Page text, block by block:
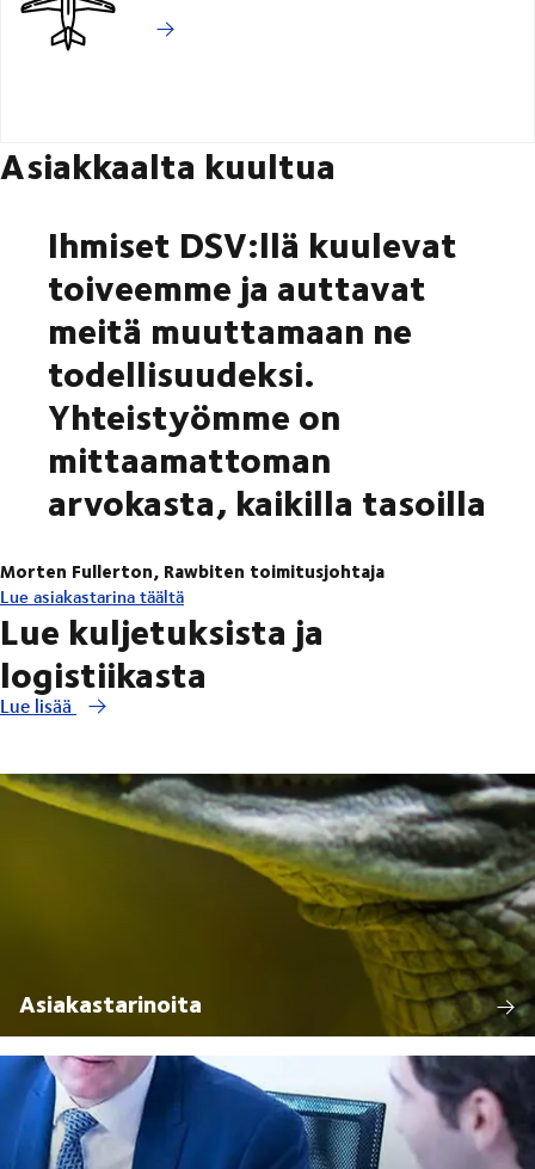
Asiakkaalta kuultua
Ihmiset DSV:llä kuulevat
toiveemme ja auttavat
meitä muuttamaan ne
todellisuudeksi.
Yhteistyömme on
mittaamattoman
arvokasta, kaikilla tasoilla
Morten Fullerton, Rawbiten toimitusjohtaja
Lue asiakastarina täältä
Lue kuljetuksista ja
logistiikasta
Lue lisää
Asiakastarinoita